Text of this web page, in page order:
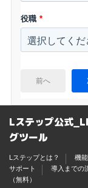
役職 *
前へ
Lステップ公式
グツール
Lステップとは？ 機能
サポート
導入までの
（無料）